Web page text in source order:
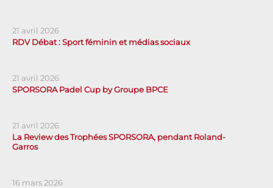
21 avril 2026
RDV Débat : Sport féminin et médias sociaux
21 avril 2026
SPORSORA Padel Cup by Groupe BPCE
21 avril 2026
La Review des Trophées SPORSORA, pendant Roland-
Garros
16 mars 2026